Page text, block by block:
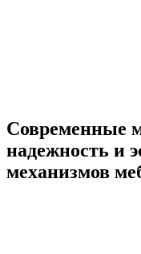
Современные
надежность и
механизмов